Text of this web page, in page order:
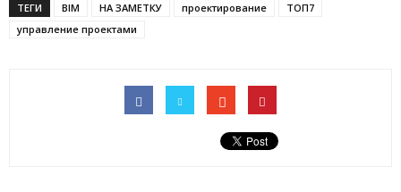
ТЕГИ
BIM НА ЗАМЕТКУ проектирование
ТОП7
управление проектами